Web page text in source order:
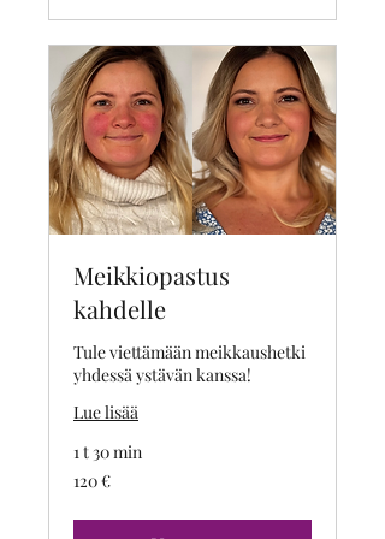
Meikkiopastus
kahdelle
Tule viettämään meikkaushetki
yhdessä ystävän kanssa!
Lue lisää
1 t 30 min
euroa
120 €